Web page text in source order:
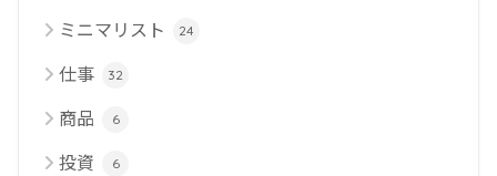
ミニマリスト 24
仕事 32
商品 6
投資 6